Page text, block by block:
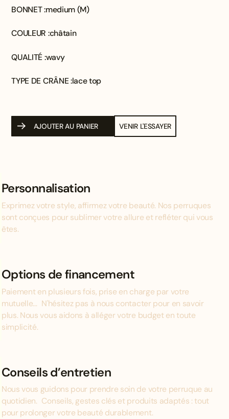
BONNET :medium (M)
COULEUR :châtain
QUALITÉ :wavy
TYPE DE CRÂNE :lace top
AJOUTER AU PANIER VENIR L'ESSAYER
Personnalisation
Exprimez votre style, affirmez votre beauté. Nos perruques
sont conçues pour sublimer votre allure et refléter qui vous
êtes.
Options de financement
Paiement en plusieurs fois, prise en charge par votre
mutuelle... N'hésitez pas à nous contacter pour en savoir
plus. Nous vous aidons à alléger votre budget en toute
simplicité.
Conseils d’entretien
Nous vous guidons pour prendre soin de votre perruque au
quotidien. Conseils, gestes clés et produits adaptés : tout
pour prolonger votre beauté durablement.